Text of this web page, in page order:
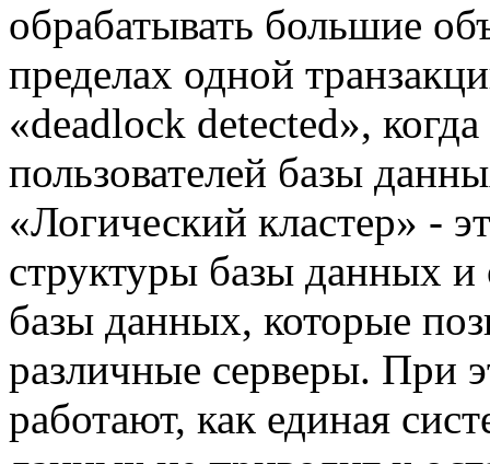
обрабатывать большие
пределах одной
«deadlock detected»,
пользователей базы
«Логический кластер» -
структуры базы данных
базы данных, которые
различные серверы. При
работают, как единая